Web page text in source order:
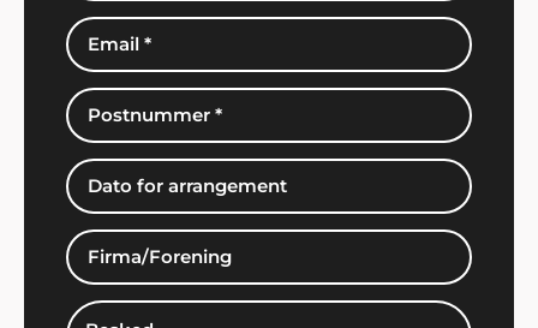
Kim Thorsted, Sæby
"Super arrangement. Vi fik god betjening hos
Showbizz Danmark".
Familien Nyberg
"En konfirmation er en stor begivenhed, både for